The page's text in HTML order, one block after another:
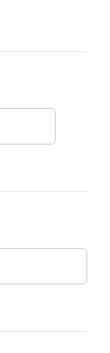
報であっ
話番号、
い場合で
結果的に
報に含ま